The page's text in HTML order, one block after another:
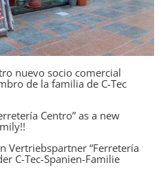
nuevo socio comercial
de la familia de C-Tec
Centro” as a new
Vertriebspartner “Ferretería
C-Tec-Spanien-Familie